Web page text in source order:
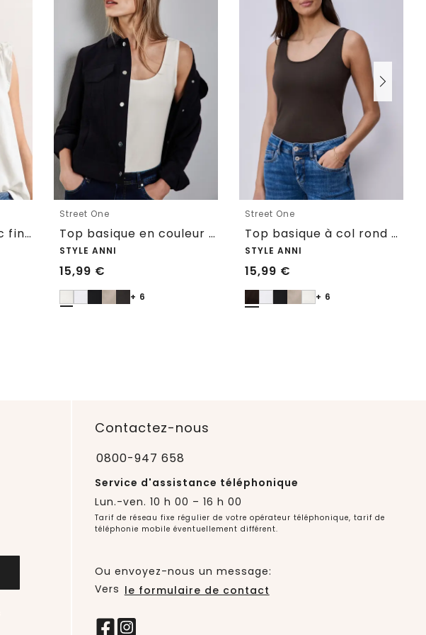
Top bi-matière avec finition croquet
Street One
Top basique en couleur unie
STYLE ANNI
15,99 €
+ 6
Street One
Top basique à col rond en couleur unie
STYLE ANNI
15,99 €
+ 6
Contactez-nous
0800-947 658
Service d'assistance téléphonique
Lun.-ven. 10 h 00 – 16 h 00
Tarif de réseau fixe régulier de votre opérateur téléphonique, tarif de
téléphonie mobile éventuellement différent.
Ou envoyez-nous un message:
Vers le formulaire de contact